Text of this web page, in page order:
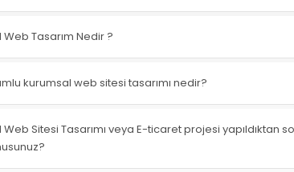
Tasarım Nedir ?
kurumsal web sitesi tasarımı nedir?
Sitesi Tasarımı veya E-ticaret projesi yapıldıktan